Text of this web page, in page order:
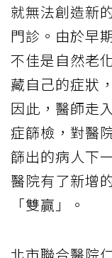
就無法創造新
門診。由於早
不佳是自然老
藏自己的症狀
因此，醫師走
症篩檢，對醫
篩出的病人下
醫院有了新增
「雙贏」。
北市聯合醫院